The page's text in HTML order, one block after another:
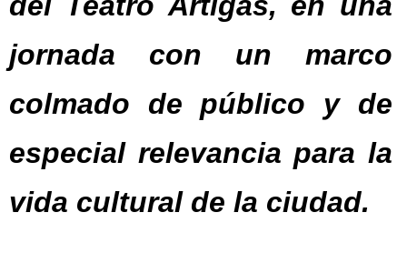
jornada con un marco
colmado de público y de
especial relevancia para la
vida cultural de la ciudad.